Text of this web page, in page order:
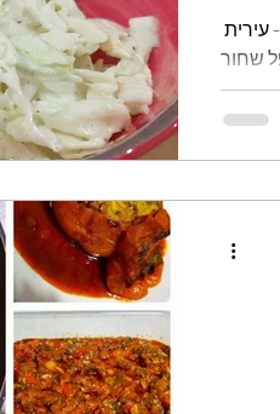
הכי קל וטעים סלט כרוב לבן עם מיונז בתיבול משגע - עירית
מלח פלפל שחור